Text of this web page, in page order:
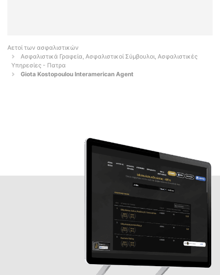
Αετοί των ασφαλιστικών
Ασφαλιστικά Γραφεία, Ασφαλιστικοί Σύμβουλοι, Ασφαλιστικές
Υπηρεσίες - Πατρα
Giota Kostopoulou Interamerican Agent